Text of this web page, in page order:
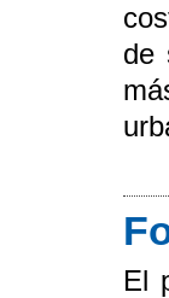
de
El